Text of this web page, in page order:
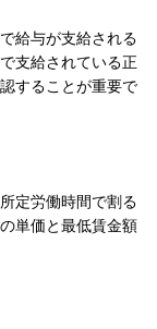
給与が支給される
支給されている正
することが重要で
定労働時間で割る
単価と最低賃金額